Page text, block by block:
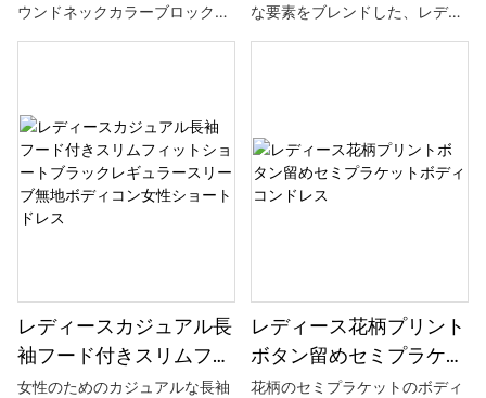
ットドレス
ウンドネックカラーブロックス
ーブデザイン、ラウンドネッ
ク、カラーブロック、スプリッ
トヘムが特徴です。
柄スイングドレス
な要素をブレンドした、レディ
ンストーンで飾られた白と黒の
チェック柄の生地で作られたワ
ンショルダーのデザインは、女
雅さと魅力を簡単に体現しま
す。
レディースカジュアル長
袖フード付きスリムフィ
ットショートブラックレ
女性のためのカジュアルな長袖
レディース花柄プリント
ボタン留めセミプラケッ
トボディコンドレス
花柄のセミプラケットのボディ